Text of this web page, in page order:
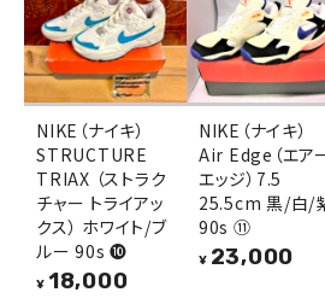
NIKE（ナイキ）
STRUCTURE
TRIAX （ストラク
チャー トライアッ
クス） ホワイト/ブ
ルー 90s ❿
¥ 18,000
NIKE（ナイキ）
Air Edge（エア
エッジ）7.5
25.5cm 黒/白/
90s ⑪
¥ 23,000